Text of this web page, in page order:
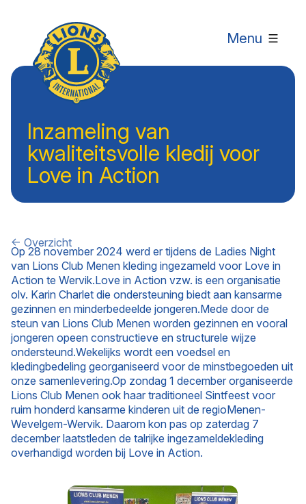
Menu
Inzameling van
kwaliteitsvolle kledij voor
Love in Action
← Overzicht
Op 28 november 2024 werd er tijdens de Ladies Night
van Lions Club Menen kleding ingezameld voor Love in
Action te Wervik.Love in Action vzw. is een organisatie
olv. Karin Charlet die ondersteuning biedt aan kansarme
gezinnen en minderbedeelde jongeren.Mede door de
steun van Lions Club Menen worden gezinnen en vooral
jongeren opeen constructieve en structurele wijze
ondersteund.Wekelijks wordt een voedsel en
kledingbedeling georganiseerd voor de minstbegoeden uit
onze samenlevering.Op zondag 1 december organiseerde
Lions Club Menen ook haar traditioneel Sintfeest voor
ruim honderd kansarme kinderen uit de regioMenen-
Wevelgem-Wervik. Daarom kon pas op zaterdag 7
december laatstleden de talrijke ingezameldekleding
overhandigd worden bij Love in Action.